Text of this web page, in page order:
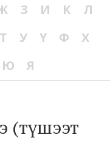
З И К
Л
Т У Ү Ф
Х
Ю Я
(түшээт